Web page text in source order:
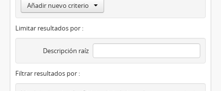
Añadir nuevo criterio
Limitar resultados por :
Descripción raíz
Filtrar resultados por :